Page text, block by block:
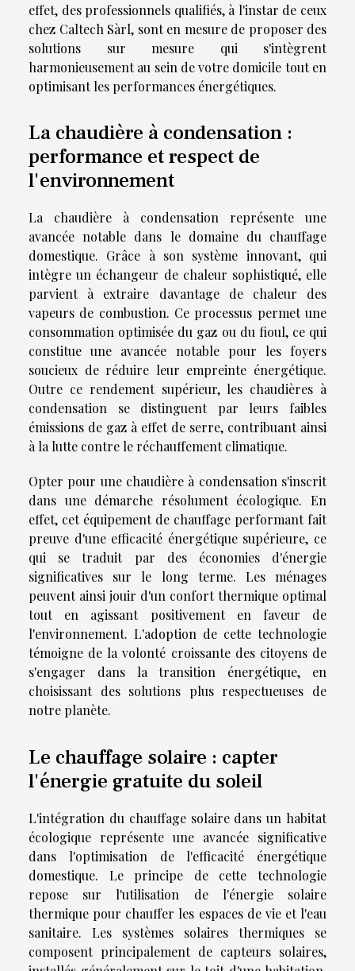
effet, des professionnels qualifiés, à l'instar de ceux
chez Caltech Sàrl, sont en mesure de proposer des
solutions sur mesure qui s'intègrent
harmonieusement au sein de votre domicile tout en
optimisant les performances énergétiques.
La chaudière à condensation :
performance et respect de
l'environnement
La chaudière à condensation représente une
avancée notable dans le domaine du chauffage
domestique. Grâce à son système innovant, qui
intègre un échangeur de chaleur sophistiqué, elle
parvient à extraire davantage de chaleur des
vapeurs de combustion. Ce processus permet une
consommation optimisée du gaz ou du fioul, ce qui
constitue une avancée notable pour les foyers
soucieux de réduire leur empreinte énergétique.
Outre ce rendement supérieur, les chaudières à
condensation se distinguent par leurs faibles
émissions de gaz à effet de serre, contribuant ainsi
à la lutte contre le réchauffement climatique.
Opter pour une chaudière à condensation s'inscrit
dans une démarche résolument écologique. En
effet, cet équipement de chauffage performant fait
preuve d'une efficacité énergétique supérieure, ce
qui se traduit par des économies d'énergie
significatives sur le long terme. Les ménages
peuvent ainsi jouir d'un confort thermique optimal
tout en agissant positivement en faveur de
l'environnement. L'adoption de cette technologie
témoigne de la volonté croissante des citoyens de
s'engager dans la transition énergétique, en
choisissant des solutions plus respectueuses de
notre planète.
Le chauffage solaire : capter
l'énergie gratuite du soleil
L'intégration du chauffage solaire dans un habitat
écologique représente une avancée significative
dans l'optimisation de l'efficacité énergétique
domestique. Le principe de cette technologie
repose sur l'utilisation de l'énergie solaire
thermique pour chauffer les espaces de vie et l'eau
sanitaire. Les systèmes solaires thermiques se
composent principalement de capteurs solaires,